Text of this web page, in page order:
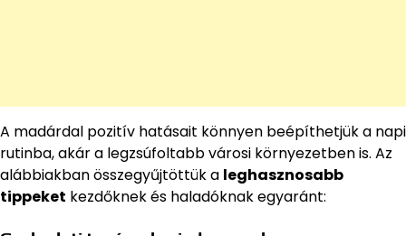
A madárdal pozitív hatásait könnyen beépíthetjük a napi
rutinba, akár a legzsúfoltabb városi környezetben is. Az
alábbiakban összegyűjtöttük a leghasznosabb
tippeket kezdőknek és haladóknak egyaránt: